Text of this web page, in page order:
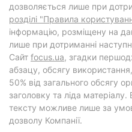
дозволяється лише при
розділі "Правила
інформацію, розміщену на
лише при дотриманні
Cайт focus.ua, згадки
абзацу, обсягу
50% від загального обсягу
заголовку та ліда
тексту можливе лише за
дозволу Компанії.